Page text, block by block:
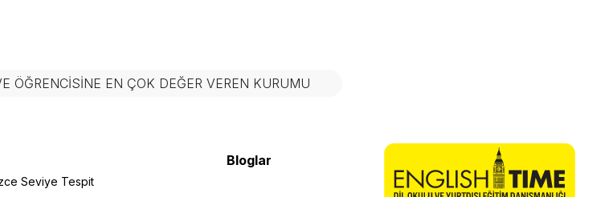
ÖĞRENCISINE EN ÇOK DEĞER VEREN KURUMU
Seviye Tespit
Bloglar